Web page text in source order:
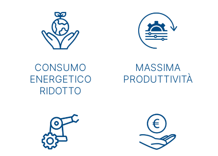
CONSUMO
ENERGETICO
RIDOTTO
MASSIMA
PRODUTTIVITÀ